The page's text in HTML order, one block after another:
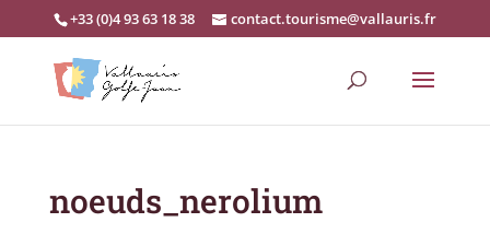
+33 (0)4 93 63 18 38 contact.tourisme@vallauris.fr
noeuds_nerolium